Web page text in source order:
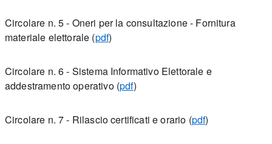
Circolare n. 5 - Oneri per la consultazione - Fornitura
materiale elettorale (pdf)
Circolare n. 6 - Sistema Informativo Elettorale e
addestramento operativo (pdf)
Circolare n. 7 - Rilascio certificati e orario (pdf)